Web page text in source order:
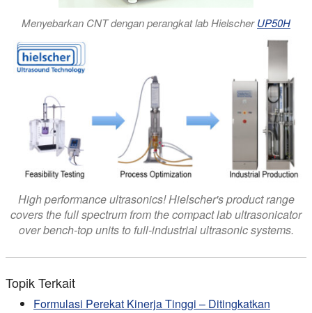
Menyebarkan CNT dengan perangkat lab HielscherUP50H
High performance ultrasonics! Hielscher's product range
covers the full spectrum from the compact lab ultrasonicator
over bench-top units to full-industrial ultrasonic systems.
Topik Terkait
Formulasi Perekat Kinerja Tinggi – Ditingkatkan